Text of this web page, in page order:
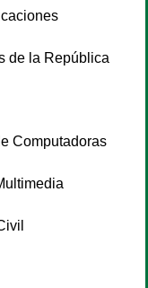
de la República
Computadoras